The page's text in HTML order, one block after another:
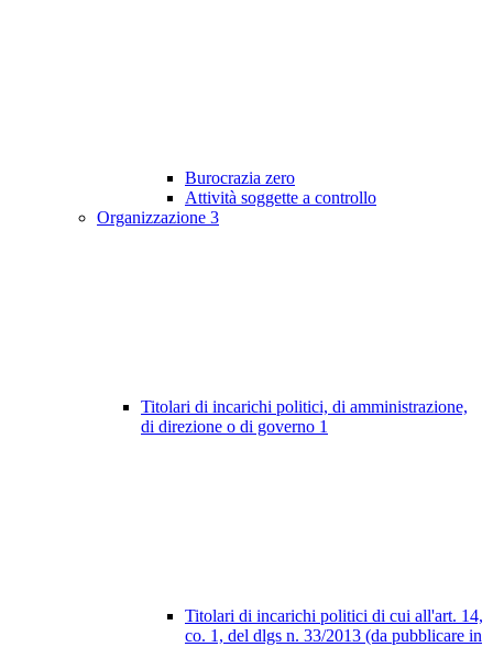
Burocrazia zero
Attività soggette a controllo
Organizzazione 3
Titolari di incarichi politici, di amministrazione,
di direzione o di governo 1
Titolari di incarichi politici di cui all'art. 14,
co. 1, del dlgs n. 33/2013 (da pubblicare in